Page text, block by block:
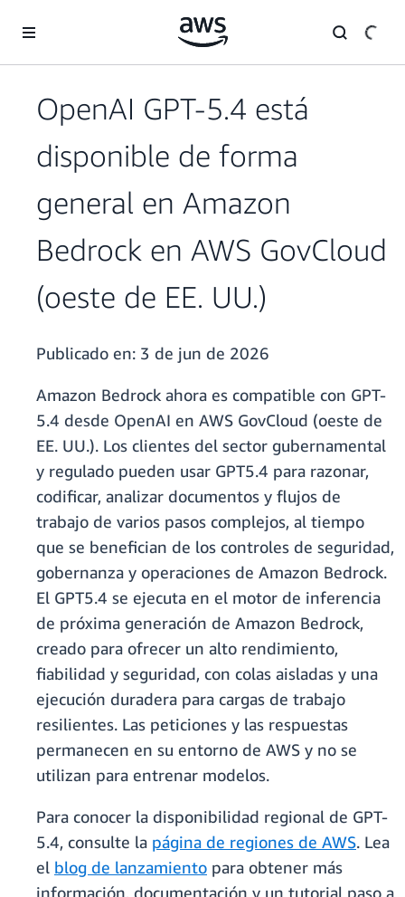
OpenAI GPT-5.4 está
disponible de forma
general en Amazon
Bedrock en AWS GovCloud
(oeste de EE. UU.)
Publicado en: 3 de jun de 2026
Amazon Bedrock ahora es compatible con GPT-
5.4 desde OpenAI en AWS GovCloud (oeste de
EE. UU.). Los clientes del sector gubernamental
y regulado pueden usar GPT5.4 para razonar,
codificar, analizar documentos y flujos de
trabajo de varios pasos complejos, al tiempo
que se benefician de los controles de seguridad,
gobernanza y operaciones de Amazon Bedrock.
El GPT5.4 se ejecuta en el motor de inferencia
de próxima generación de Amazon Bedrock,
creado para ofrecer un alto rendimiento,
fiabilidad y seguridad, con colas aisladas y una
ejecución duradera para cargas de trabajo
resilientes. Las peticiones y las respuestas
permanecen en su entorno de AWS y no se
utilizan para entrenar modelos.
Para conocer la disponibilidad regional de GPT-
5.4, consulte la página de regiones de AWS. Lea
el blog de lanzamiento para obtener más
información, documentación y un tutorial paso a